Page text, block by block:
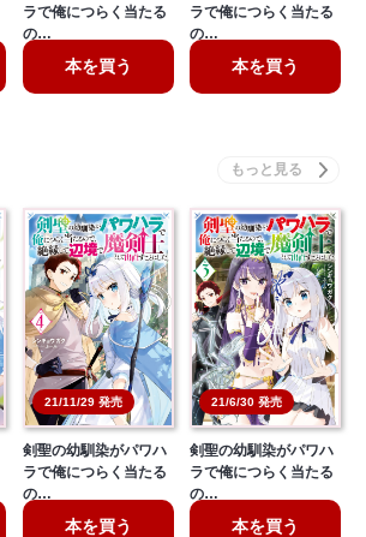
ラで俺につらく当たる
の…
本を買う
ラで俺につらく当たる
の…
本を買う
21/11/29 発売
剣聖の幼馴染がパワハ
ラで俺につらく当たる
の…
本を買う
21/6/30 発売
剣聖の幼馴染がパワハ
ラで俺につらく当たる
の…
本を買う